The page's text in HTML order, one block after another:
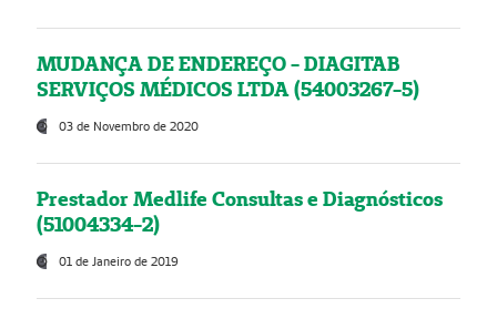
MUDANÇA DE ENDEREÇO - DIAGITAB
SERVIÇOS MÉDICOS LTDA (54003267-5)
03 de Novembro de 2020
Prestador Medlife Consultas e Diagnósticos
(51004334-2)
01 de Janeiro de 2019